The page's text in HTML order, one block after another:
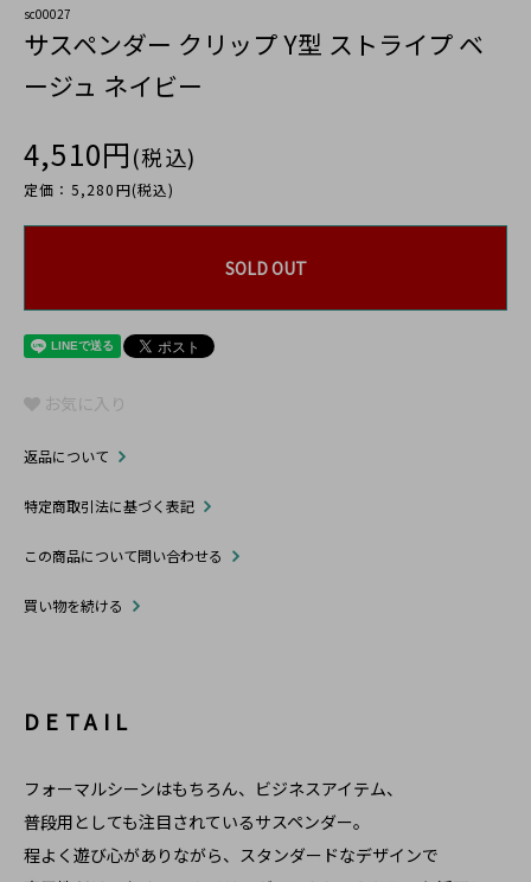
sc00027
サスペンダー クリップ Y型 ストライプ ベ
ージュ ネイビー
4,510円(税込)
定価：5,280円(税込)
SOLD OUT
お気に入り
返品について
特定商取引法に基づく表記
この商品について問い合わせる
買い物を続ける
DETAIL
フォーマルシーンはもちろん、ビジネスアイテム、
普段用としても注目されているサスペンダー。
程よく遊び心がありながら、スタンダードなデザインで